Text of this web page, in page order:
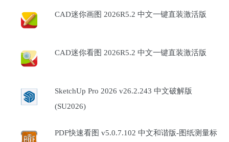
CAD迷你画图 2026R5.2 中文一键直装激活版
CAD迷你看图 2026R5.2 中文一键直装激活版
SketchUp Pro 2026 v26.2.243 中文破解版
(SU2026)
PDF快速看图 v5.0.7.102 中文和谐版-图纸测量标